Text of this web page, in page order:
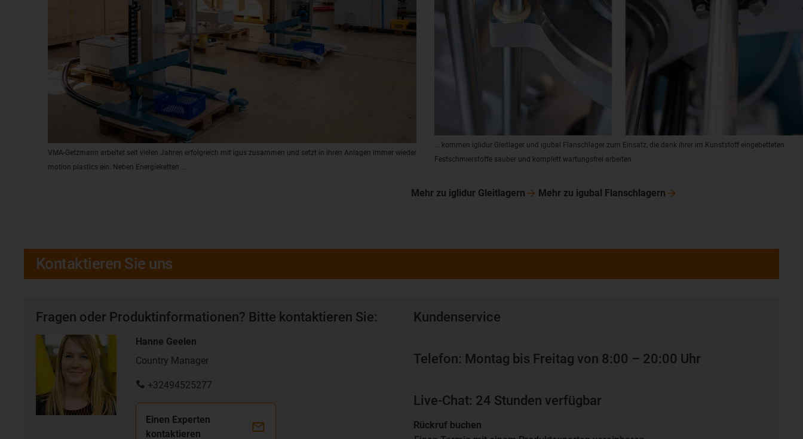
VMA-Getzmann arbeitet seit vielen Jahren erfolgreich mit igus zusammen und setzt in ihren Anlagen immer wieder
motion plastics ein. Neben Energieketten ...
... kommen iglidur Gleitlager und igubal Flanschlager zum Einsatz, die dank ihrer im Kunststoff eingebetteten
Festschmierstoffe sauber und komplett wartungsfrei arbeiten.
Mehr zu iglidur Gleitlagern Mehr zu igubal Flanschlagern
Kontaktieren Sie uns
Fragen oder Produktinformationen? Bitte kontaktieren Sie:
Hanne Geelen
Country Manager
+32494525277
Einen Experten
kontaktieren
Kundenservice
Telefon: Montag bis Freitag von 8:00 – 20:00 Uhr
Live-Chat: 24 Stunden verfügbar
Rückruf buchen